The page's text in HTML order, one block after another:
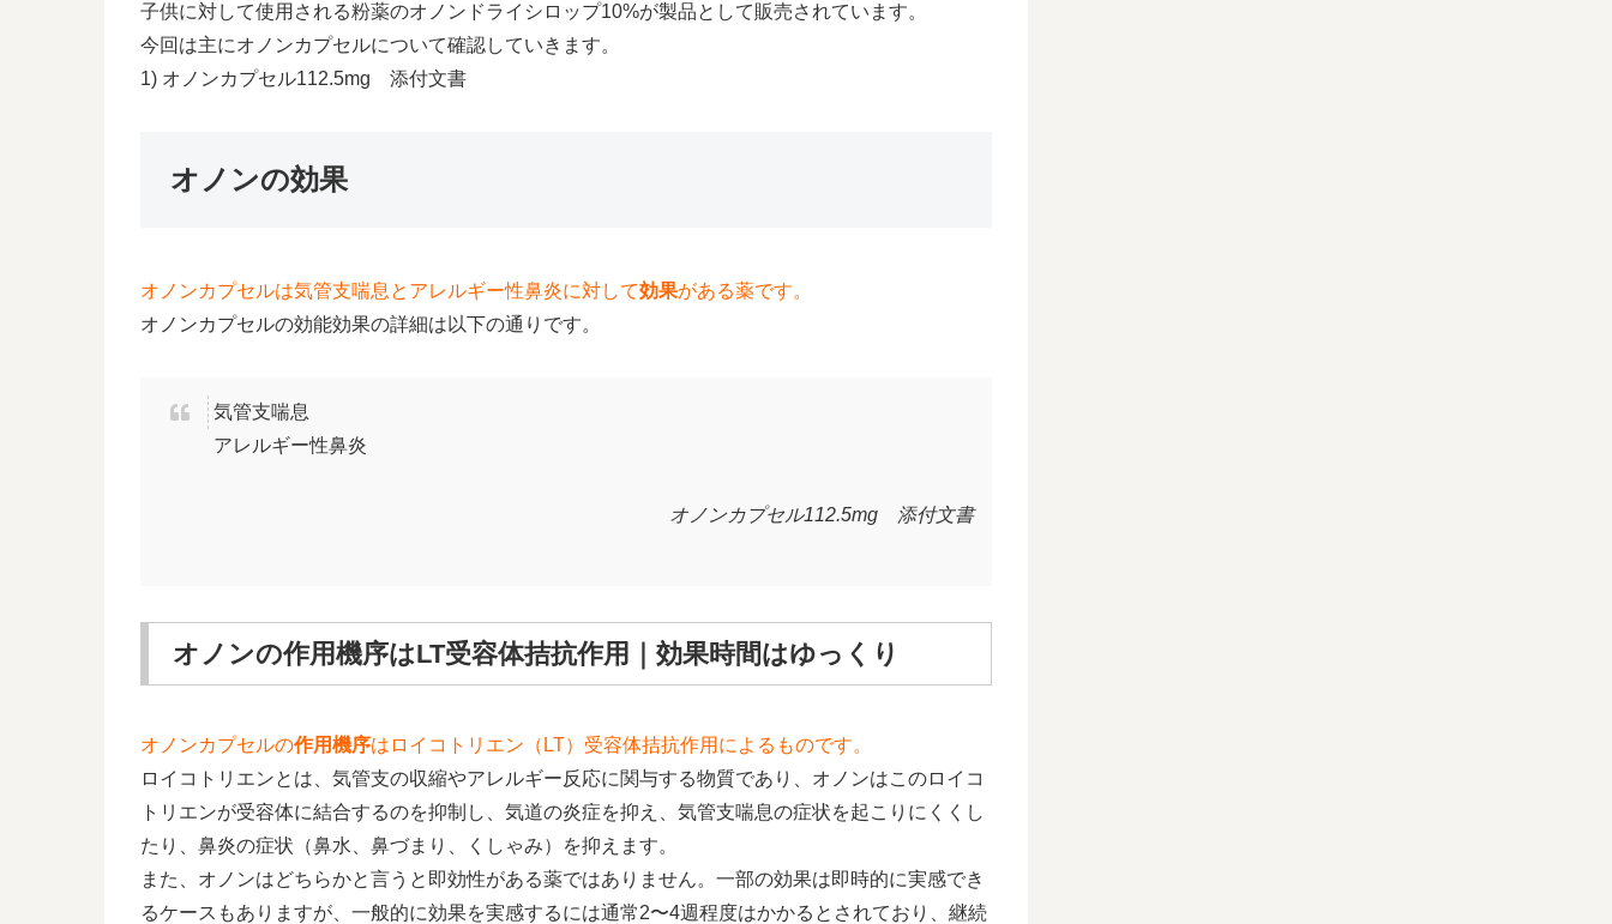
子供に対して使用される粉薬のオノンドライシロップ10%が製品として販売されています。
今回は主にオノンカプセルについて確認していきます。
1) オノンカプセル112.5mg 添付文書
オノンの効果
オノンカプセルは気管支喘息とアレルギー性鼻炎に対して効果がある薬です。
オノンカプセルの効能効果の詳細は以下の通りです。
気管支喘息
アレルギー性鼻炎
オノンカプセル112.5mg 添付文書
オノンの作用機序はLT受容体拮抗作用｜効果時間はゆっくり
オノンカプセルの作用機序はロイコトリエン（LT）受容体拮抗作用によるものです。
ロイコトリエンとは、気管支の収縮やアレルギー反応に関与する物質であり、オノンはこのロイコ
トリエンが受容体に結合するのを抑制し、気道の炎症を抑え、気管支喘息の症状を起こりにくくし
たり、鼻炎の症状（鼻水、鼻づまり、くしゃみ）を抑えます。
また、オノンはどちらかと言うと即効性がある薬ではありません。一部の効果は即時的に実感でき
るケースもありますが、一般的に効果を実感するには通常2〜4週程度はかかるとされており、継続